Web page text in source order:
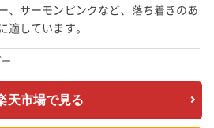
、サーモンピンクなど、落ち着きのあ
適しています。
天市場で見る